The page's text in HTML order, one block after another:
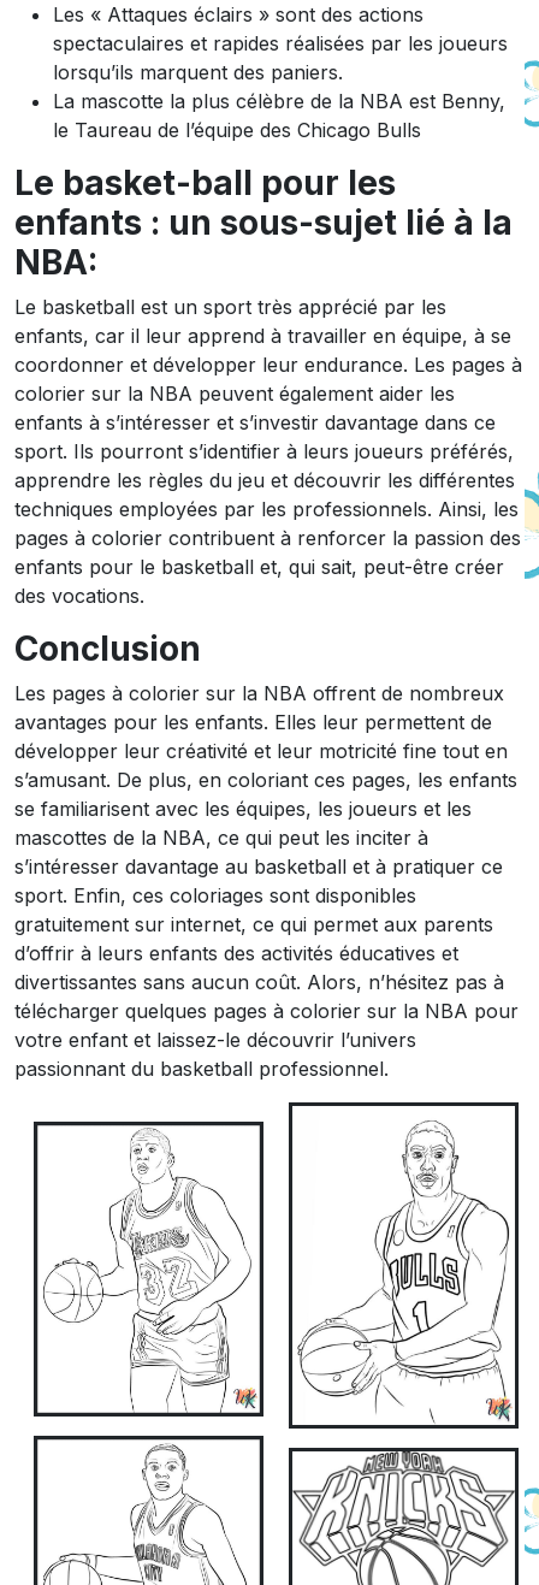
Les « Attaques éclairs » sont des actions
spectaculaires et rapides réalisées par les joueurs
lorsqu’ils marquent des paniers.
La mascotte la plus célèbre de la NBA est Benny,
le Taureau de l’équipe des Chicago Bulls
Le basket-ball pour les
enfants : un sous-sujet lié à la
NBA:
Le basketball est un sport très apprécié par les
enfants, car il leur apprend à travailler en équipe, à se
coordonner et développer leur endurance. Les pages à
colorier sur la NBA peuvent également aider les
enfants à s’intéresser et s’investir davantage dans ce
sport. Ils pourront s’identifier à leurs joueurs préférés,
apprendre les règles du jeu et découvrir les différentes
techniques employées par les professionnels. Ainsi, les
pages à colorier contribuent à renforcer la passion des
enfants pour le basketball et, qui sait, peut-être créer
des vocations.
Conclusion
Les pages à colorier sur la NBA offrent de nombreux
avantages pour les enfants. Elles leur permettent de
développer leur créativité et leur motricité fine tout en
s’amusant. De plus, en coloriant ces pages, les enfants
se familiarisent avec les équipes, les joueurs et les
mascottes de la NBA, ce qui peut les inciter à
s’intéresser davantage au basketball et à pratiquer ce
sport. Enfin, ces coloriages sont disponibles
gratuitement sur internet, ce qui permet aux parents
d’offrir à leurs enfants des activités éducatives et
divertissantes sans aucun coût. Alors, n’hésitez pas à
télécharger quelques pages à colorier sur la NBA pour
votre enfant et laissez-le découvrir l’univers
passionnant du basketball professionnel.